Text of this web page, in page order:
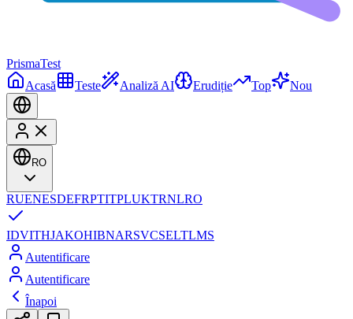
PrismaTest
Acasă
Teste Analiză AI Erudiție Top Nou
RO
RUENESDEFRPTITPLUKTRNLRO
IDVITHJAKOHIBNARSVCSELTLMS
Autentificare
Autentificare
Înapoi